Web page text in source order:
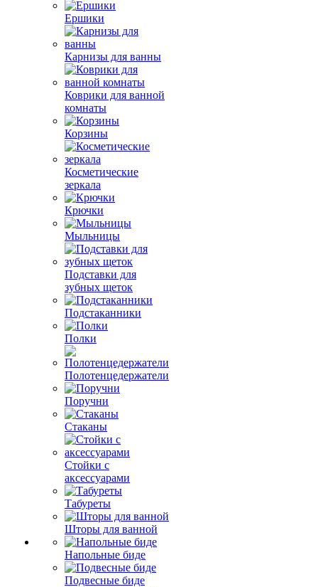
Ершики
Карнизы для ванны
Коврики для ванной
комнаты
Корзины
Косметические
зеркала
Крючки
Мыльницы
Подставки для
зубных щеток
Подстаканники
Полки
Полотенцедержатели
Поручни
Стаканы
Стойки с
аксессуарами
Табуреты
Шторы для ванной
Напольные биде
Подвесные биде